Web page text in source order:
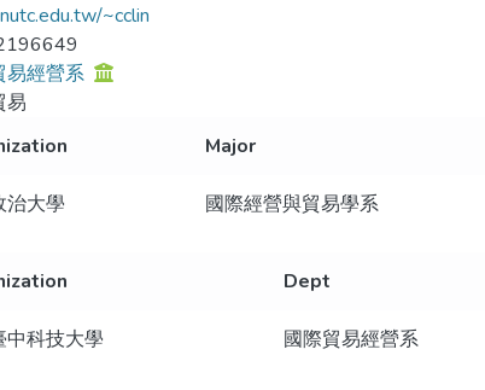
~cclin
易經營系
易
Major
治大學 國際經營與貿易學系
Dept
中科技大學 國際貿易經營系